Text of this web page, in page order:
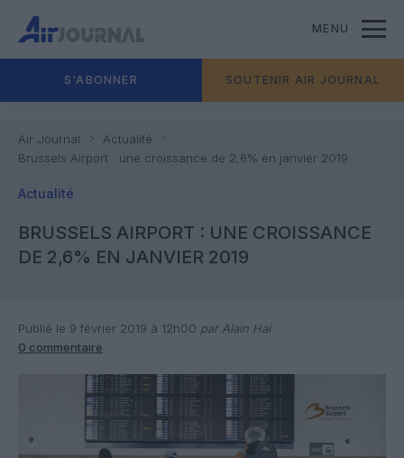
MENU
S'ABONNER SOUTENIR AIR JOURNAL
Air Journal
Actualité
Brussels Airport : une croissance de 2,6% en janvier 2019
Actualité
BRUSSELS AIRPORT : UNE CROISSANCE
DE 2,6% EN JANVIER 2019
Publié le 9 février 2019 à 12h00 par Alain Hai
0 commentaire